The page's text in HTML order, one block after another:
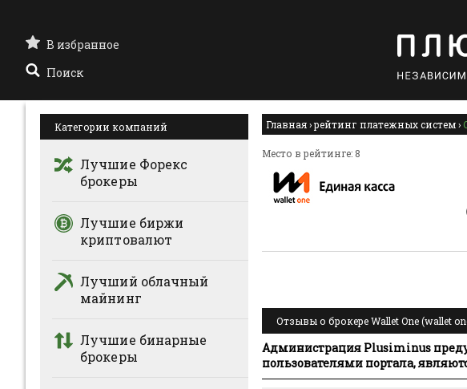
В избранное
Поиск
Категории компаний
Лучшие Форекс
брокеры
Лучшие биржи
криптовалют
Лучший облачный
майнинг
Лучшие бинарные
брокеры
Главная›рейтинг платежных систем›
Место в рейтинге: 8
Отзывы о брокере Wallet One (wallet
Администрация Plusiminus
пользователями портала,